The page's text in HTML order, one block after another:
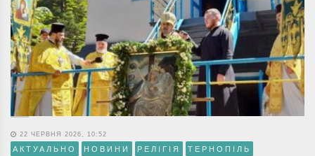
22 ЧЕРВНЯ 2026, 10:52
АКТУАЛЬНО НОВИНИ РЕЛІГІЯ ТЕРНОПІЛЬ